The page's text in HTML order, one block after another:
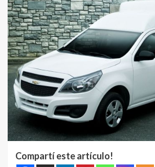
Compartí este artículo!